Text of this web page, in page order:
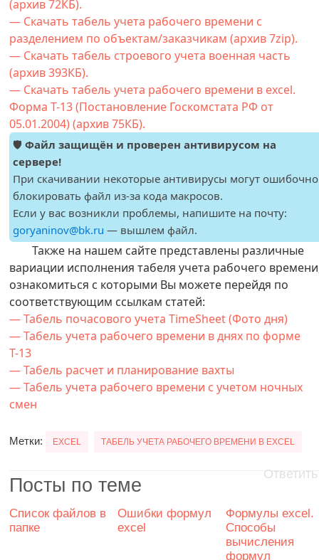
(архив 72КБ).
— Скачать табель учета рабочего времени с
разделением по объектам/заказчикам (архив 7zip).
— Скачать табель строевого учета военная часть
(архив 393КБ).
— Скачать табель учета рабочего времени в excel.
Форма Т-13 (Постановление Госкомстата РФ от
05.01.2004) (архив 75КБ).
🛡️Файл защищён и проверен антивирусом на
сервере!
При скачивании некоторые антивирусы могут ошибочно
блокировать файл из-за кода макросов.
Если у вас возникли проблемы, напишите на почту:
goryaninov@bk.ru — вышлем файл.
Также на нашем сайте представлены различные
вариации исполнения табеля учета рабочего
ознакомиться с которыми Вы можете перейдя по
соответствующим ссылкам статей:
— Табель почасового учета TimeSheet (Фото дня)
— Табель учета рабочего времени в днях по форме
Т-13
— Табель расчет и планирование вахты
— Табель учета рабочего времени с учетом ночных
смен
Метки: EXCEL ТАБЕЛЬ УЧЕТА РАБОЧЕГО ВРЕМЕНИ В EXCEL
Посты по теме
Список файлов в
папке
Ошибки формул
excel
Формулы excel.
Способы
вычисления
формул
Ответить